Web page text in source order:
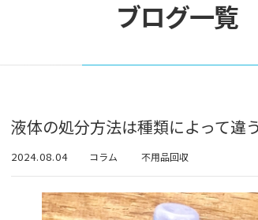
ブログ一覧
液体の処分方法は種類によって違
2024.08.04 コラム 不用品回収